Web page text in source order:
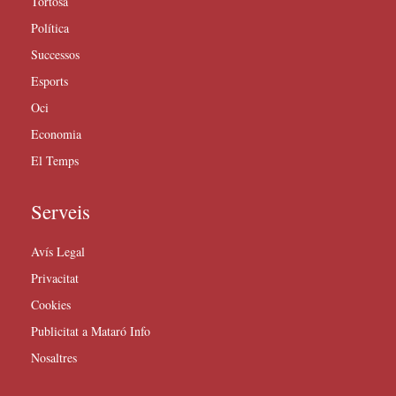
Política
Successos
Esports
Oci
Economia
El Temps
Serveis
Avís Legal
Privacitat
Cookies
Publicitat a Mataró Info
Nosaltres